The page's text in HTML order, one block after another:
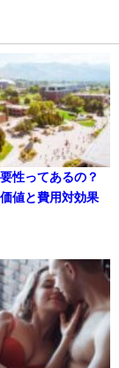
性ってあるの？
値と費用対効果